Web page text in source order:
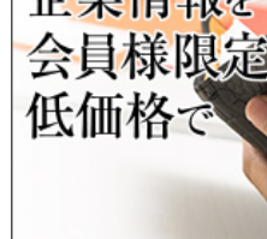
人または代理人の請求応じて、個
正・追加・削除・利用停止・提供
受付方法は、本人確認資料（運転
コピー）、「個人情報取扱申請書
申請の場合のみ必要となります）
＜個人情報保護に関するお問合
〒802-0004 北九州市小倉北区鍛